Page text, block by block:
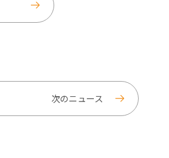
次のニュース